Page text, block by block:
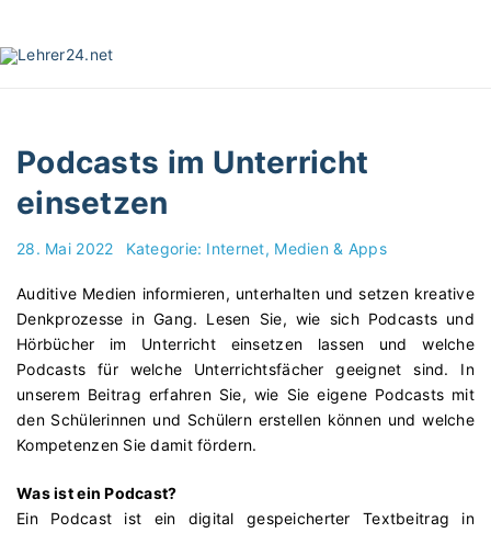
i
Podcasts im Unterricht
einsetzen
28. Mai 2022 Kategorie: Internet, Medien & Apps
Auditive Medien informieren, unterhalten und setzen kreative
Denkprozesse in Gang. Lesen Sie, wie sich Podcasts und
Hörbücher im Unterricht einsetzen lassen und welche
Podcasts für welche Unterrichtsfächer geeignet sind. In
unserem Beitrag erfahren Sie, wie Sie eigene Podcasts mit
den Schülerinnen und Schülern erstellen können und welche
Kompetenzen Sie damit fördern.
Was ist ein Podcast?
Ein Podcast ist ein digital gespeicherter Textbeitrag in